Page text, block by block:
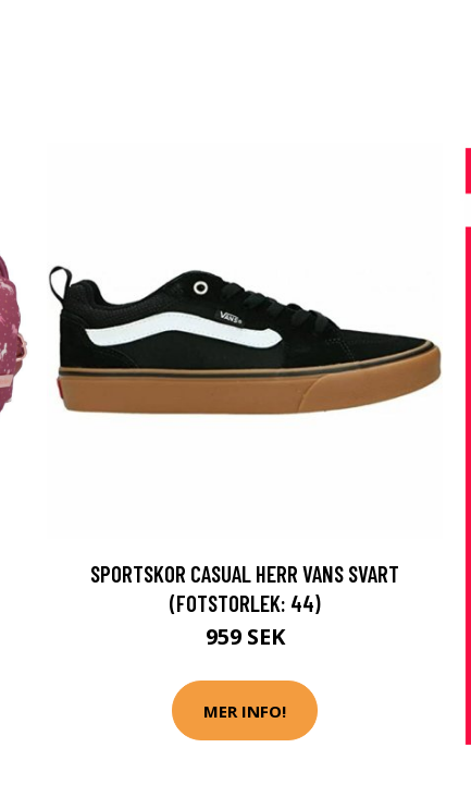
SPORTSKOR CASUAL HERR VANS SVART
(FOTSTORLEK: 44)
959 SEK
MER INFO!